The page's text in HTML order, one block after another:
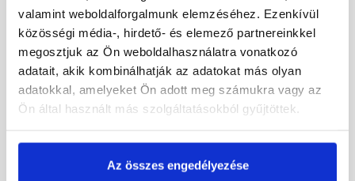
valamint weboldalforgalmunk elemzéséhez. Ezenkívül
közösségi média-, hirdető- és elemező partnereinkkel
megosztjuk az Ön weboldalhasználatra vonatkozó
adatait, akik kombinálhatják az adatokat más olyan
adatokkal, amelyeket Ön adott meg számukra vagy az
Ön által használt más szolgáltatásokból gyűjtöttek.
Az összes engedélyezése
finommosott burkolólap
Leier Euroline
finommosott burkolólap